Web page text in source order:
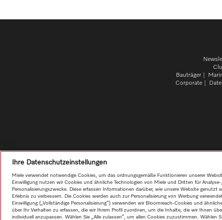
Bauträger
Corporate
Ihre Datenschutzeinstellungen
Miele verwendet notwendige Cookies, um das ordnungsgemäße Funktionieren unserer
Einwilligung nutzen wir Cookies und ähnliche Technologien von Miele und Dritten für
Personalisierungszwecke. Diese erfassen Informationen darüber, wie unsere Website
Erlebnis zu verbessern. Die Cookies werden auch zur Personalisierung von Werbung
Einwilligung („Vollständige Personalisierung“) verwenden wir Bloomreach-Cookies und
über Ihr Verhalten zu erfassen, die wir Ihrem Profil zuordnen, um die Inhalte, die wir Ihnen
individuell anzupassen. Wählen Sie „Alle zulassen“, um allen Cookies zuzustimmen. Wählen